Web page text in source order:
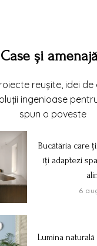
Case și
reușite, idei
ingenioase
spun o poveste
Bucătăria care
îți adaptezi
6
Lumina